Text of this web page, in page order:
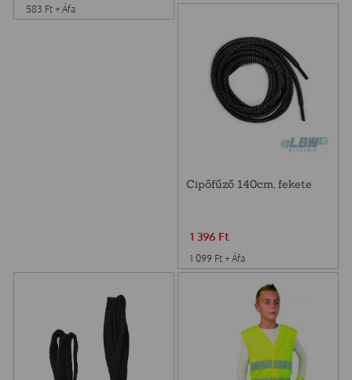
583 Ft + Áfa
Cipőfűző 140cm, fekete
1 396 Ft
1 099 Ft + Áfa